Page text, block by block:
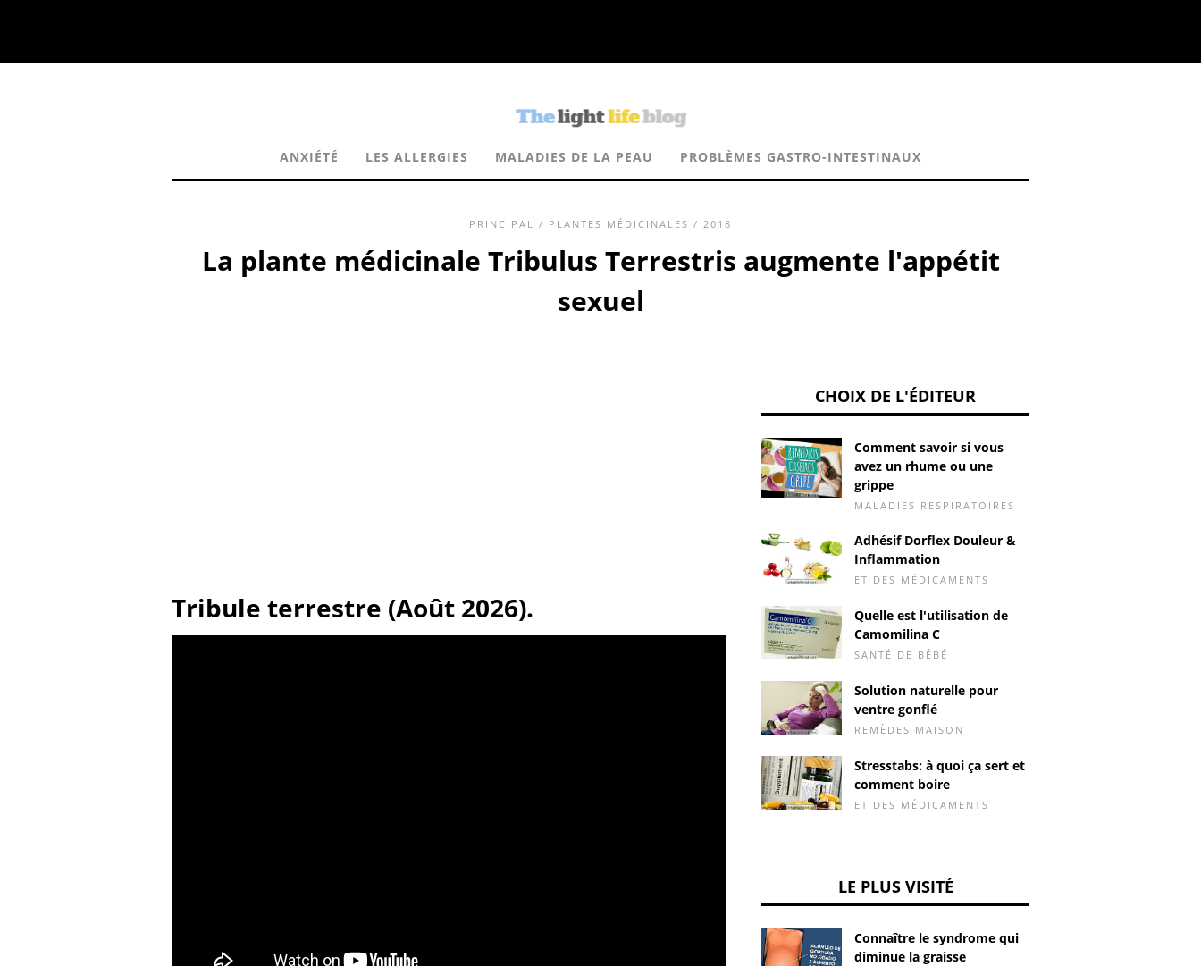
ANXIÉTÉ LES ALLERGIES MALADIES DE LA PEAU PROBLÈMES GASTRO-INTESTINAUX
PRINCIPAL / PLANTES MÉDICINALES / 2018
La plante médicinale Tribulus Terrestris augmente l'appétit
sexuel
Tribule terrestre (Août 2026).
CHOIX DE L'ÉDITEUR
Comment savoir si vous
avez un rhume ou une
grippe
MALADIES RESPIRATOIRES
Adhésif Dorflex Douleur &
Inflammation
ET DES MÉDICAMENTS
Quelle est l'utilisation de
Camomilina C
SANTÉ DE BÉBÉ
Solution naturelle pour
ventre gonflé
REMÈDES MAISON
Stresstabs: à quoi ça sert et
comment boire
ET DES MÉDICAMENTS
LE PLUS VISITÉ
Connaître le syndrome qui
diminue la graisse